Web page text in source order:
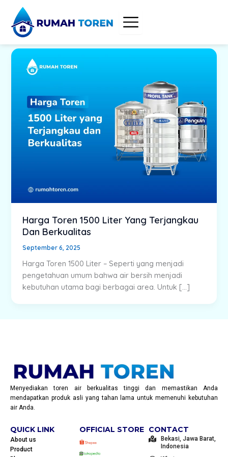
content
Harga Toren 1500 Liter Yang Terjangkau
Dan Berkualitas
September 6, 2025
Harga Toren 1500 Liter – Seperti yang menjadi
pengetahuan umum bahwa air bersih menjadi
kebutuhan utama bagi berbagai area. Untuk […]
Menyediakan toren air berkualitas tinggi dan memastikan Anda
mendapatkan produk asli yang tahan lama untuk memenuhi kebutuhan
air Anda.
QUICK LINK
About us
Product
OFFICIAL STORE CONTACT
Bekasi, Jawa Barat,
Indonesia